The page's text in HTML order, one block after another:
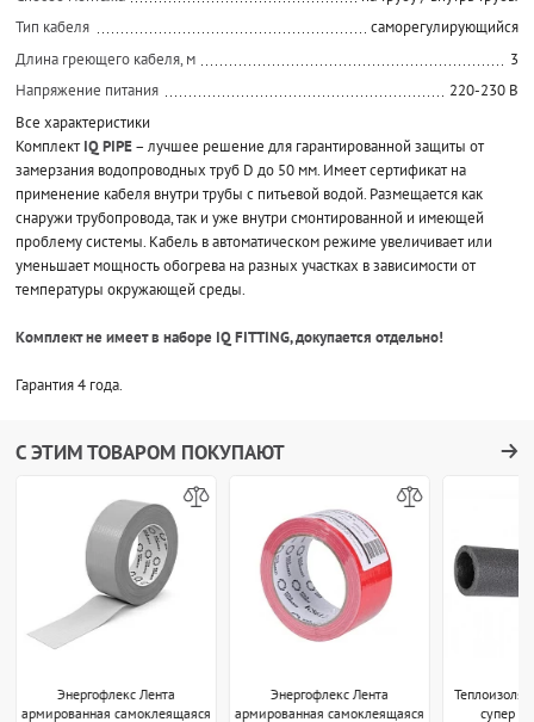
Тип кабеля
саморегулирующийся
Длина греющего кабеля, м
3
Напряжение питания
220-230 В
Все характеристики
КомплектIQ PIPE– лучшее решение для гарантированной защиты от
замерзания водопроводных труб D до 50 мм. Имеет сертификат на
применение кабеля внутри трубы с питьевой водой. Размещается как
снаружи трубопровода, так и уже внутри смонтированной и имеющей
проблему системы. Кабель в автоматическом режиме увеличивает или
уменьшает мощность обогрева на разных участках в зависимости от
температуры окружающей среды.
Комплект не имеет в наборе IQ FITTING, докупается отдельно!
Гарантия 4 года.
С ЭТИМ ТОВАРОМ ПОКУПАЮТ
Энергофлекс Лента
армированная самоклеящаяся
Энергофлекс Лента
армированная самоклеящаяся
супер